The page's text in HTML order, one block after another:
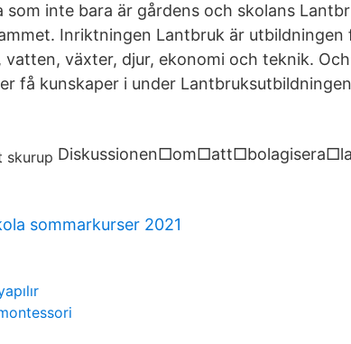
som inte bara är gårdens och skolans
Inriktningen Lantbruk är utbildningen
vatten, växter, djur, ekonomi och teknik.
få kunskaper i under
sommarkurser 2021